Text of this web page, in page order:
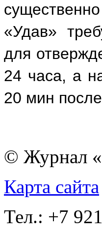
«Удав»
для
24 часа, а
20 мин
© Журнал
Карта сайта
Тел.: +7